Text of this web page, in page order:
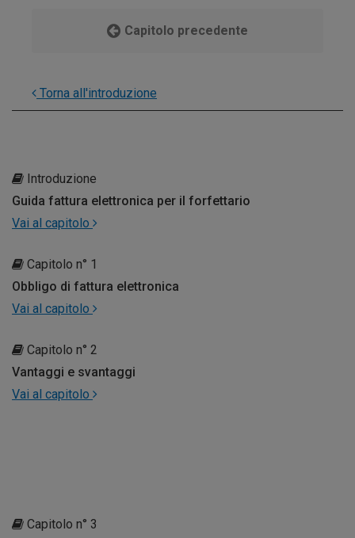
Capitolo precedente
Torna all'introduzione
Introduzione
Guida fattura elettronica per il forfettario
Vai al capitolo
Capitolo n° 1
Obbligo di fattura elettronica
Vai al capitolo
Capitolo n° 2
Vantaggi e svantaggi
Vai al capitolo
Capitolo n° 3